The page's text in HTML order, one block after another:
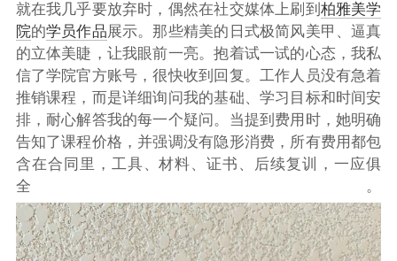
就在我几乎要放弃时，偶然在社交媒体上刷到 柏雅美学
院的学员作品展示。那些精美的日式极简风美甲、逼真
的立体美睫，让我眼前一亮。抱着试一试的心态，我私
信了学院官方账号，很快收到回复。工作人员没有急着
推销课程，而是详细询问我的基础、学习目标和时间安
排，耐心解答我的每一个疑问。当提到费用时，她明确
告知了课程价格，并强调没有隐形消费，所有费用都包
含在合同里，工具、材料、证书、后续复训，一应俱
全。